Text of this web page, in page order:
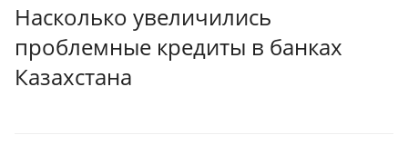
Насколько увеличились
проблемные кредиты в банках
Казахстана